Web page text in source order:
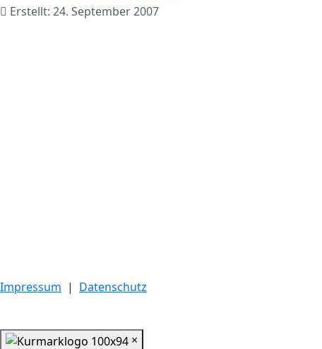
Erstellt: 24. September 2007
Impressum | Datenschutz
×